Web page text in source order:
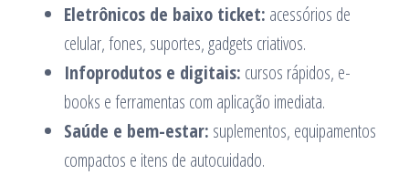
Eletrônicos de baixo ticket: acessórios de
celular, fones, suportes, gadgets criativos.
Infoprodutos e digitais: cursos rápidos, e-
books e ferramentas com aplicação imediata.
Saúde e bem-estar: suplementos, equipamentos
compactos e itens de autocuidado.